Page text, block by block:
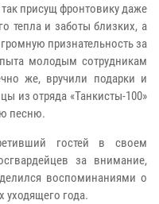
присущ фронтовику даже
тепла и заботы близких, а
признательность за
молодым сотрудникам
же, вручили подарки и
из отряда «Танкисты-100»
песню.
гостей в своем
за внимание,
воспоминаниями о
уходящего года.